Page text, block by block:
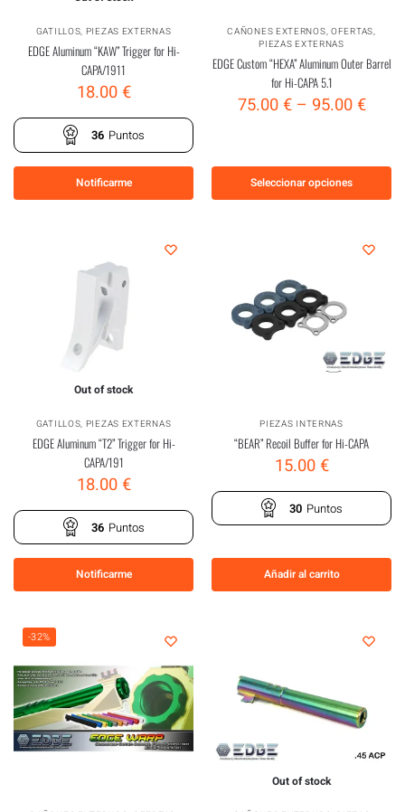
GATILLOS, PIEZAS EXTERNAS
EDGE Aluminum “KAW” Trigger for Hi-
CAPA/1911
18.00€
36 Puntos
Notificarme
CAÑONES EXTERNOS, OFERTAS,
PIEZAS EXTERNAS
EDGE Custom “HEXA” Aluminum Outer Barrel
for Hi-CAPA 5.1
75.00€– 95.00€
Seleccionar opciones
Out of stock
GATILLOS, PIEZAS EXTERNAS
EDGE Aluminum “T2” Trigger for Hi-
CAPA/191
18.00€
36 Puntos
Notificarme
PIEZAS INTERNAS
“BEAR” Recoil Buffer for Hi-CAPA
15.00€
30 Puntos
Añadir al carrito
-32%
Out of stock